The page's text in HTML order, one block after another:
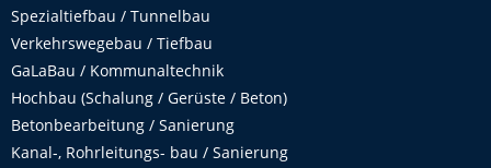
Spezialtiefbau / Tunnelbau
Verkehrswegebau / Tiefbau
GaLaBau / Kommunaltechnik
Hochbau (Schalung / Gerüste / Beton)
Betonbearbeitung / Sanierung
Kanal-, Rohrleitungs- bau / Sanierung